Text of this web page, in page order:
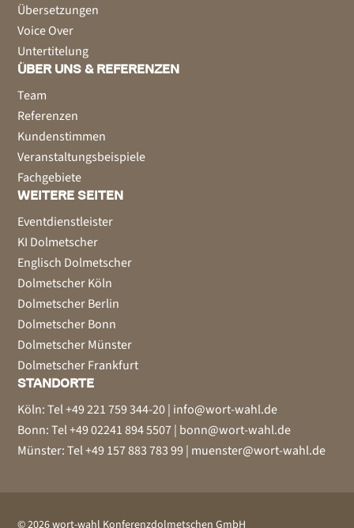
Übersetzungen
Voice Over
Untertitelung
ÜBER UNS & REFERENZEN
Team
Referenzen
Kundenstimmen
Veranstaltungsbeispiele
Fachgebiete
WEITERE SEITEN
Eventdienstleister
KI Dolmetscher
Englisch Dolmetscher
Dolmetscher Köln
Dolmetscher Berlin
Dolmetscher Bonn
Dolmetscher Münster
Dolmetscher Frankfurt
STANDORTE
Köln: Tel +49 221 759 344-20 | info@wort-wahl.de
Bonn: Tel +49 02241 894 5507 | bonn@wort-wahl.de
Münster: Tel +49 157 883 783 99 | muenster@wort-wahl.de
© 2026 wort-wahl Konferenzdolmetschen GmbH